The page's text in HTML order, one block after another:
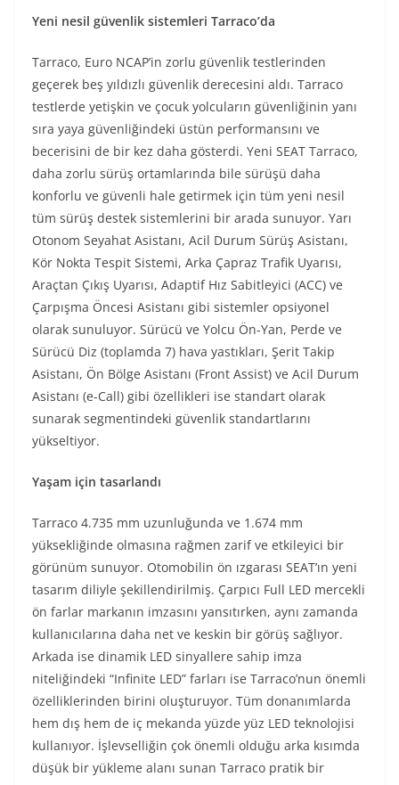
Yeni nesil güvenlik sistemleri Tarraco’da
Tarraco, Euro NCAP’in zorlu güvenlik testlerinden
geçerek beş yıldızlı güvenlik derecesini aldı. Tarraco
testlerde yetişkin ve çocuk yolcuların güvenliğinin yanı
sıra yaya güvenliğindeki üstün performansını ve
becerisini de bir kez daha gösterdi. Yeni SEAT Tarraco,
daha zorlu sürüş ortamlarında bile sürüşü daha
konforlu ve güvenli hale getirmek için tüm yeni nesil
tüm sürüş destek sistemlerini bir arada sunuyor. Yarı
Otonom Seyahat Asistanı, Acil Durum Sürüş Asistanı,
Kör Nokta Tespit Sistemi, Arka Çapraz Trafik Uyarısı,
Araçtan Çıkış Uyarısı, Adaptif Hız Sabitleyici (ACC) ve
Çarpışma Öncesi Asistanı gibi sistemler opsiyonel
olarak sunuluyor. Sürücü ve Yolcu Ön-Yan, Perde ve
Sürücü Diz (toplamda 7) hava yastıkları, Şerit Takip
Asistanı, Ön Bölge Asistanı (Front Assist) ve Acil Durum
Asistanı (e-Call) gibi özellikleri ise standart olarak
sunarak segmentindeki güvenlik standartlarını
yükseltiyor.
Yaşam için tasarlandı
Tarraco 4.735 mm uzunluğunda ve 1.674 mm
yüksekliğinde olmasına rağmen zarif ve etkileyici bir
görünüm sunuyor. Otomobilin ön ızgarası SEAT’ın yeni
tasarım diliyle şekillendirilmiş. Çarpıcı Full LED mercekli
ön farlar markanın imzasını yansıtırken, aynı zamanda
kullanıcılarına daha net ve keskin bir görüş sağlıyor.
Arkada ise dinamik LED sinyallere sahip imza
niteliğindeki “Infinite LED” farları ise Tarraco’nun önemli
özelliklerinden birini oluşturuyor. Tüm donanımlarda
hem dış hem de iç mekanda yüzde yüz LED teknolojisi
kullanıyor. İşlevselliğin çok önemli olduğu arka kısımda
düşük bir yükleme alanı sunan Tarraco pratik bir